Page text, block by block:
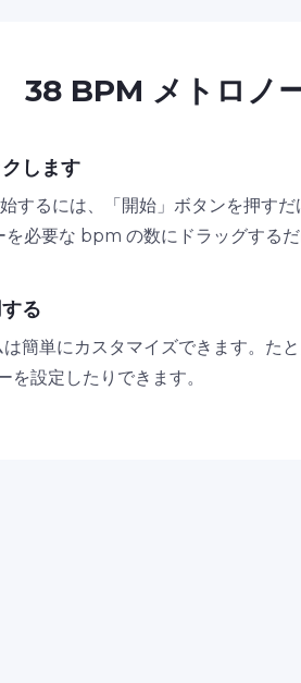
38 BPM メトロノ
します
するには、「開始」ボタンを押す
必要な bpm の数にドラッグするだ
る
簡単にカスタマイズできます。た
を設定したりできます。